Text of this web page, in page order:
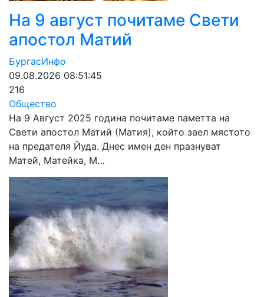
На 9 август почитаме Свети
апостол Матий
БургасИнфо
09.08.2026 08:51:45
216
Общество
На 9 Август 2025 година почитаме паметта на
Свети апостол Матий (Матия), който заел мястото
на предателя Йуда. Днес имен ден празнуват
Матей, Матейка, М…